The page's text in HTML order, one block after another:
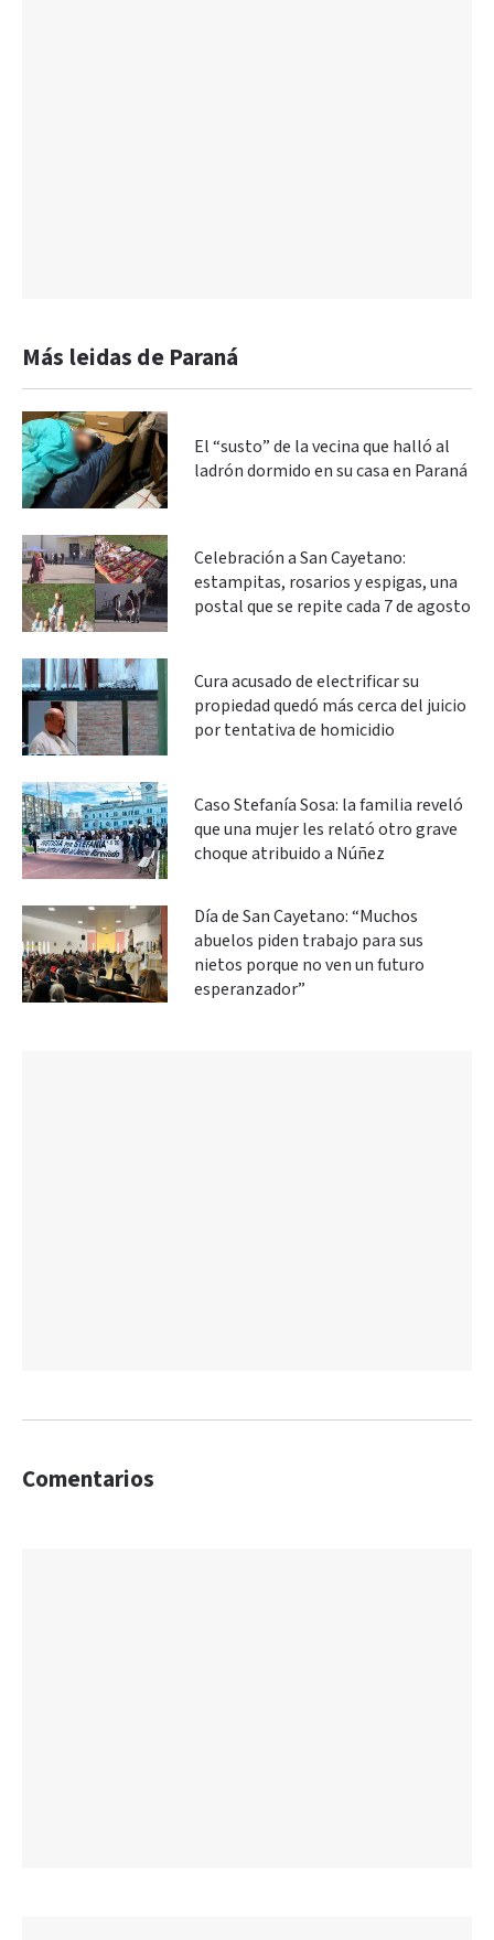
Más leidas de Paraná
El “susto” de la vecina que halló al
ladrón dormido en su casa en Paraná
Celebración a San Cayetano:
estampitas, rosarios y espigas, una
postal que se repite cada 7 de agosto
Cura acusado de electrificar su
propiedad quedó más cerca del juicio
por tentativa de homicidio
Caso Stefanía Sosa: la familia reveló
que una mujer les relató otro grave
choque atribuido a Núñez
Día de San Cayetano: “Muchos
abuelos piden trabajo para sus
nietos porque no ven un futuro
esperanzador”
Comentarios